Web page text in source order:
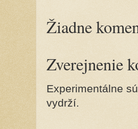
Žiadne
Zverejnenie
Experimentálne
vydrží.